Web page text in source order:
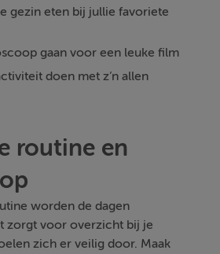
gezin eten bij jullie favoriete
gaan voor een leuke film
doen met z’n allen
routine en
worden de dagen
zorgt voor overzicht bij je
zich er veilig door. Maak